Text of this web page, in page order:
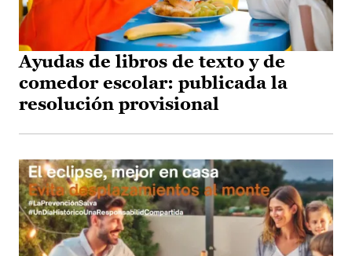
Ayudas de libros de texto y de
comedor escolar: publicada la
resolución provisional